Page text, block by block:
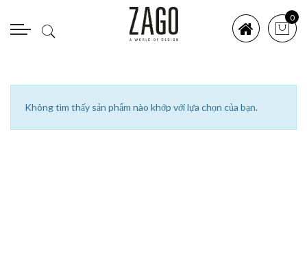
0
Không tìm thấy sản phẩm nào khớp với lựa chọn của bạn.